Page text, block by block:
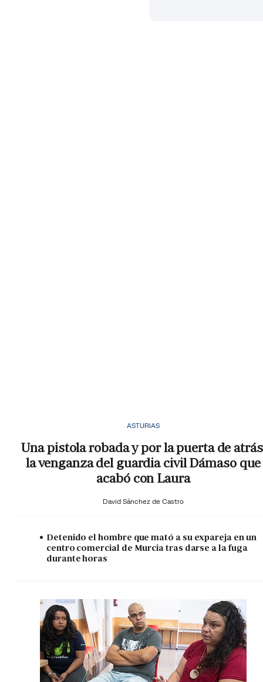
ASTURIAS
Una pistola robada y por la puerta de
la venganza del guardia civil Dámaso que
acabó con Laura
David Sánchez de Castro
Detenido el hombre que mató a su expareja en un
centro comercial de Murcia tras darse a la fuga
durante horas